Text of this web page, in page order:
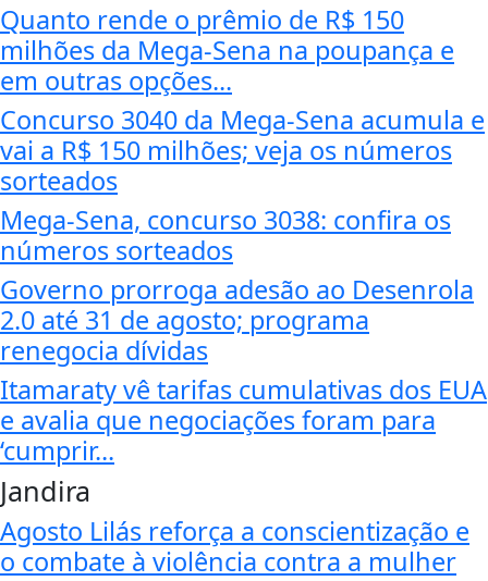
Quanto rende o prêmio de R$ 150
milhões da Mega-Sena na poupança e
em outras opções...
Concurso 3040 da Mega-Sena acumula e
vai a R$ 150 milhões; veja os números
sorteados
Mega-Sena, concurso 3038: confira os
números sorteados
Governo prorroga adesão ao Desenrola
2.0 até 31 de agosto; programa
renegocia dívidas
Itamaraty vê tarifas cumulativas dos EUA
e avalia que negociações foram para
‘cumprir...
Jandira
Agosto Lilás reforça a conscientização e
o combate à violência contra a mulher